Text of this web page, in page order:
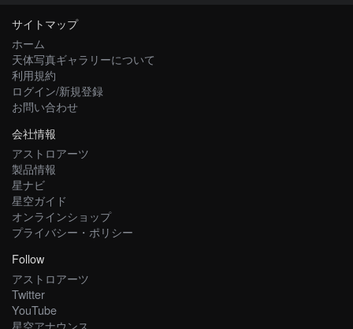
サイトマップ
ホーム
天体写真ギャラリーについて
利用規約
ログイン/新規登録
お問い合わせ
会社情報
アストロアーツ
製品情報
星ナビ
星空ガイド
オンラインショップ
プライバシー・ポリシー
Follow
アストロアーツ
Twitter
YouTube
星空アナウンス